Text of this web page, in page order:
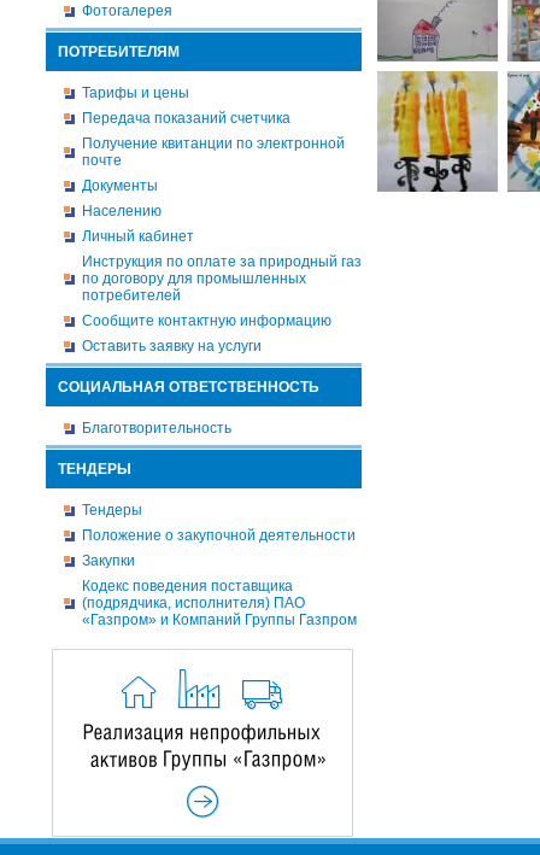
Фотогалерея
ПОТРЕБИТЕЛЯМ
Тарифы и цены
Передача показаний счетчика
Получение квитанции по электронной
почте
Документы
Населению
Личный кабинет
Инструкция по оплате за природный газ
по договору для промышленных
потребителей
Сообщите контактную информацию
Оставить заявку на услуги
СОЦИАЛЬНАЯ ОТВЕТСТВЕННОСТЬ
Благотворительность
ТЕНДЕРЫ
Тендеры
Положение о закупочной деятельности
Закупки
Кодекс поведения поставщика
(подрядчика, исполнителя) ПАО
«Газпром» и Компаний Группы Газпром